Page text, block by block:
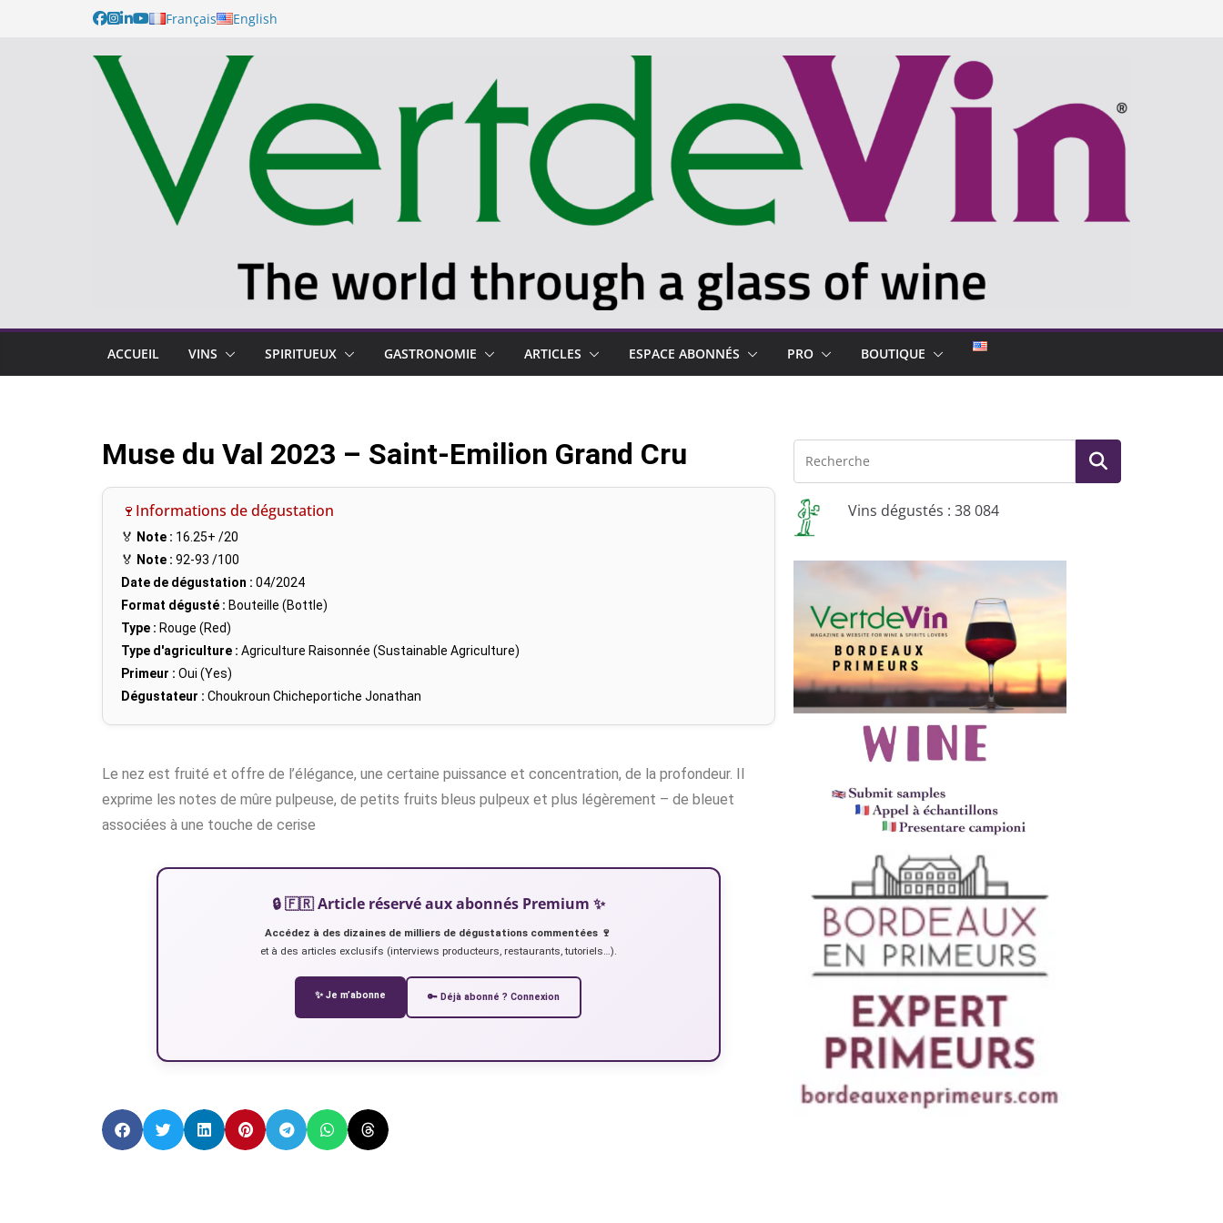
Français English
ACCUEIL VINS SPIRITUEUX GASTRONOMIE ARTICLES ESPACE ABONNÉS PRO BOUTIQUE
Muse du Val 2023 – Saint-Emilion Grand Cru
🍷Informations de dégustation
🏅 Note : 16.25+ /20
🏅 Note : 92-93 /100
Date de dégustation : 04/2024
Format dégusté : Bouteille (Bottle)
Type : Rouge (Red)
Type d'agriculture : Agriculture Raisonnée (Sustainable Agriculture)
Primeur : Oui (Yes)
Dégustateur : Choukroun Chicheportiche Jonathan
Le nez est fruité et offre de l’élégance, une certaine puissance et concentration, de la profondeur. Il
exprime les notes de mûre pulpeuse, de petits fruits bleus pulpeux et plus légèrement – de bleuet
associées à une touche de cerise
🔒 🇫🇷 Article réservé aux abonnés Premium ✨
Accédez à des dizaines de milliers de dégustations commentées 🍷
et à des articles exclusifs (interviews producteurs, restaurants, tutoriels…).
✨ Je m’abonne 🔑 Déjà abonné ? Connexion
Vins dégustés : 38 084